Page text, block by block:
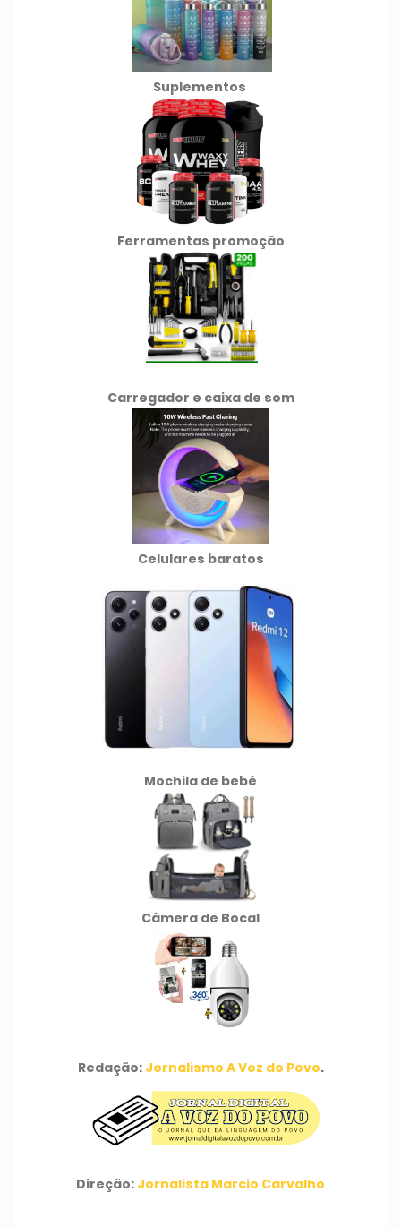
Suplementos
Ferramentas promoção
Carregador e caixa de som
Celulares baratos
Mochila de bebê
Câmera de Bocal
Redação: Jornalismo A Voz do Povo.
Direção: Jornalista Marcio Carvalho